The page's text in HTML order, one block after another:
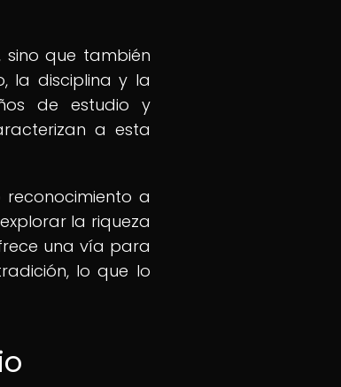
sino que también
la disciplina y la
de estudio y
a esta
a
la riqueza
una vía para
lo que lo